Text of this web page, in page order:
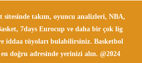
sitesinde takım, oyuncu analizleri, NBA,
7days Eurocup ve daha bir çok lig
iddaa tüyoları bulabilirsiniz. Basketbol
doğru adresinde yerinizi alın. @2024